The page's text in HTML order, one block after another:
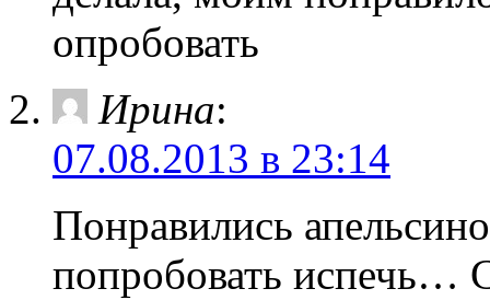
опробовать
Ирина:
07.08.2013 в 23:14
Понравились
попробовать испечь…